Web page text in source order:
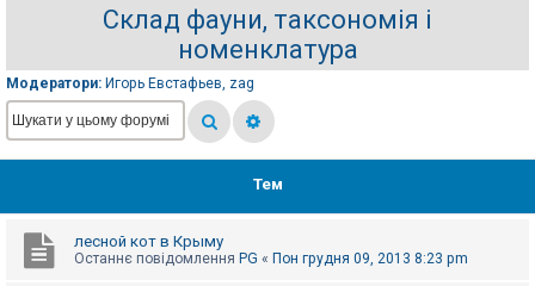
с
р
а
ц
і
Склад фауни, таксономія і
номенклатура
Модератори: Игорь Евстафьев, zag
Тем
лесной кот в Крыму
Останнє повідомлення PG « Пон грудня 09, 2013 8:23 pm